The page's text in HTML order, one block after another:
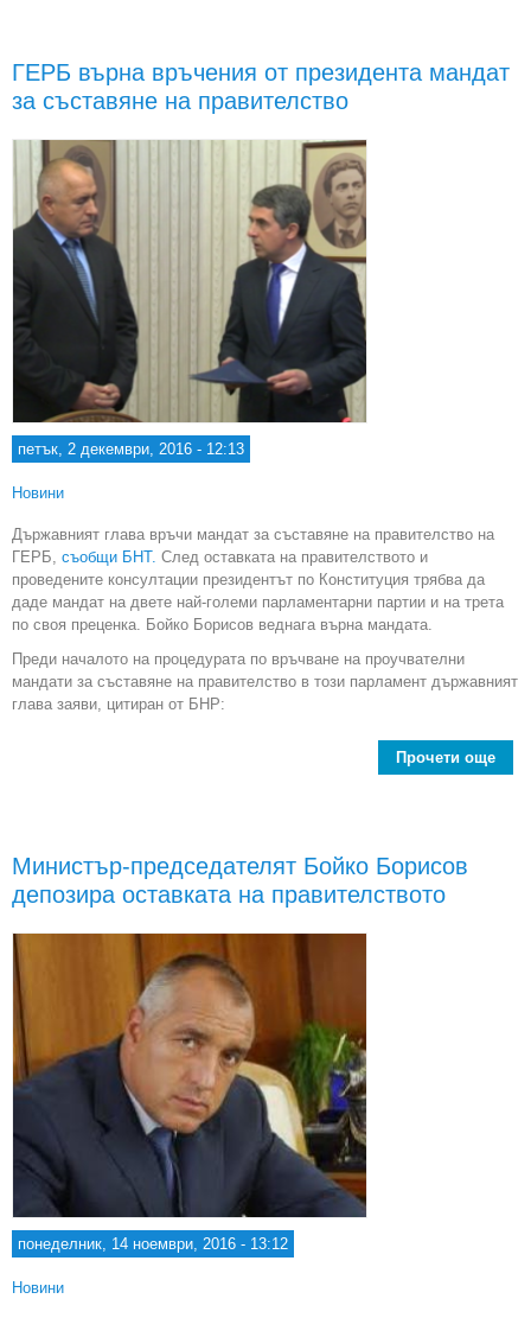
ГЕРБ върна връчения от президента мандат
за съставяне на правителство
петък, 2 декември, 2016 - 12:13
Новини
Държавният глава връчи мандат за съставяне на правителство на
ГЕРБ, съобщи БНТ. След оставката на правителството и
проведените консултации президентът по Конституция трябва да
даде мандат на двете най-големи парламентарни партии и на трета
по своя преценка. Бойко Борисов веднага върна мандата.
Преди началото на процедурата по връчване на проучвателни
мандати за съставяне на правителство в този парламент държавният
глава заяви, цитиран от БНР:
Прочети още
Министър-председателят Бойко Борисов
депозира оставката на правителството
понеделник, 14 ноември, 2016 - 13:12
Новини